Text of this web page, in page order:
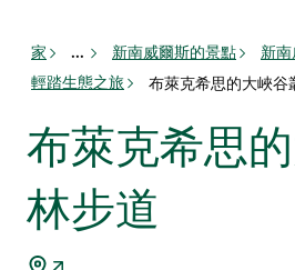
家 ... 新南威爾斯的景點
新
輕踏生態之旅
布萊克希思的大峽谷
布萊克希思
林步道